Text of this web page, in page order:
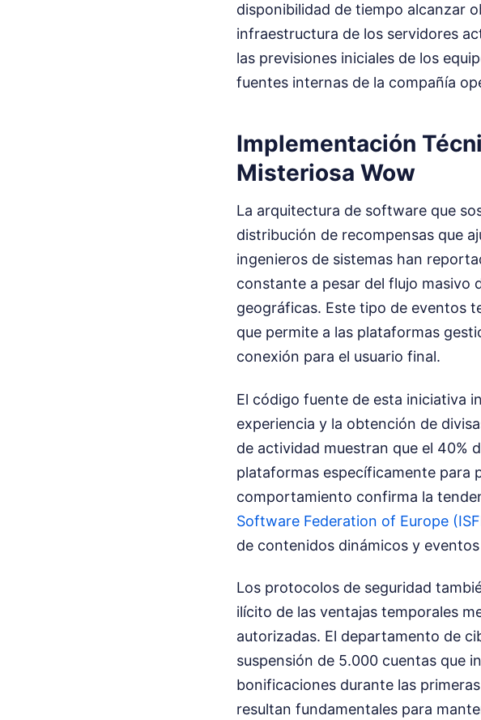
disponibilidad de tiempo alcanzar
infraestructura de los servidores
las previsiones iniciales de los
fuentes internas de la compañía
Implementación
Misteriosa Wow
La arquitectura de software que
distribución de recompensas que
ingenieros de sistemas han
constante a pesar del flujo masivo
geográficas. Este tipo de eventos
que permite a las plataformas
conexión para el usuario final.
El código fuente de esta iniciativa
experiencia y la obtención de
de actividad muestran que el 40%
plataformas específicamente para
comportamiento confirma la
Software Federation of Europe
de contenidos dinámicos y
Los protocolos de seguridad
ilícito de las ventajas temporales
autorizadas. El departamento de
suspensión de 5.000 cuentas que
bonificaciones durante las
resultan fundamentales para